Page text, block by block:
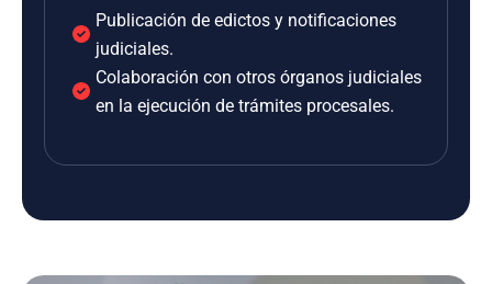
Publicación de edictos y notificaciones
judiciales.
Colaboración con otros órganos judiciales
en la ejecución de trámites procesales.